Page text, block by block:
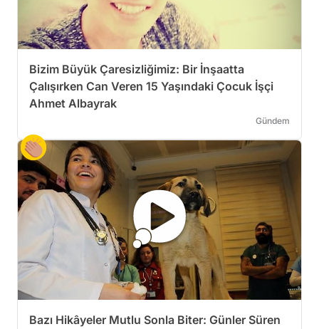
Bizim Büyük Çaresizliğimiz: Bir İnşaatta
Çalışırken Can Veren 15 Yaşındaki Çocuk İşçi
Ahmet Albayrak
Gündem
Bazı Hikâyeler Mutlu Sonla Biter: Günler Süren